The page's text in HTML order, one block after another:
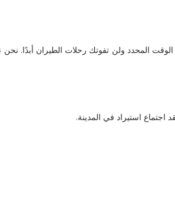
المحدد ولن تفوتك رحلات الطيران أبدًا. نحن
استيراد في المدينة.